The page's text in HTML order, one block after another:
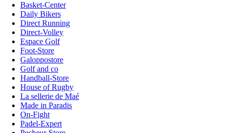
Basket-Center
Daily Bikers
Direct Running
Direct-Volley
Espace Golf
Foot-Store
Galoppostore
Golf and co
Handball-Store
House of Rugby
La sellerie de Maé
Made in Paradis
On-Fight
Padel-Expert